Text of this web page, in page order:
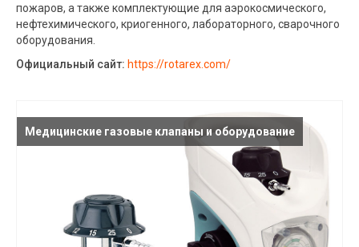
пожаров, а также комплектующие для аэрокосмического,
нефтехимического, криогенного, лабораторного, сварочного
оборудования.
Официальный сайт: https://rotarex.com/
Медицинские газовые клапаны и оборудование